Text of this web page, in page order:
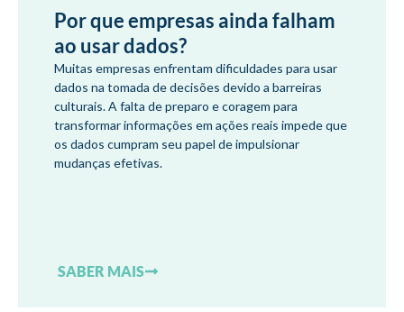
Por que empresas ainda falham
ao usar dados?
Muitas empresas enfrentam dificuldades para usar
dados na tomada de decisões devido a barreiras
culturais. A falta de preparo e coragem para
transformar informações em ações reais impede que
os dados cumpram seu papel de impulsionar
mudanças efetivas.
SABER MAIS